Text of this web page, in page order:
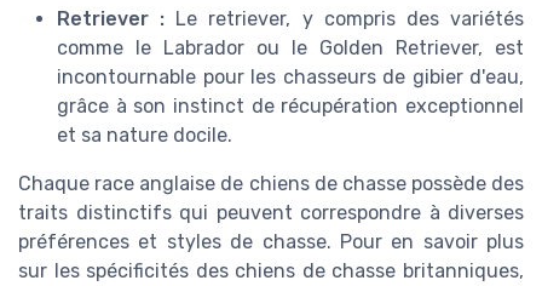
Retriever : Le retriever, y compris des variétés
comme le Labrador ou le Golden Retriever, est
incontournable pour les chasseurs de gibier d'eau,
grâce à son instinct de récupération exceptionnel
et sa nature docile.
Chaque race anglaise de chiens de chasse possède des
traits distinctifs qui peuvent correspondre à diverses
préférences et styles de chasse. Pour en savoir plus
sur les spécificités des chiens de chasse britanniques,